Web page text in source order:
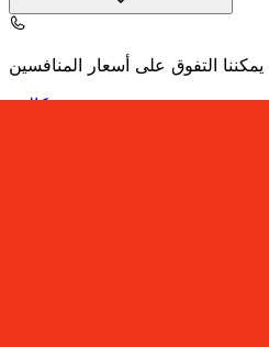
حدد موعد مكالمة